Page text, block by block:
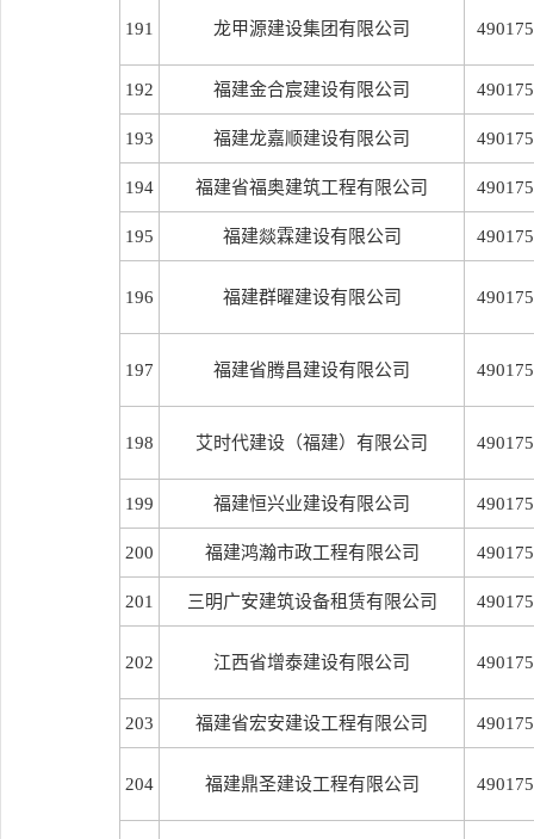
191 龙甲源建设集团有限公司
192 福建金合宸建设有限公司
193 福建龙嘉顺建设有限公司
194 福建省福奥建筑工程有限公司
195 福建燚霖建设有限公司
196 福建群曜建设有限公司
197 福建省腾昌建设有限公司
198 艾时代建设（福建）有限公司
199 福建恒兴业建设有限公司
200 福建鸿瀚市政工程有限公司
201 三明广安建筑设备租赁有限公司
202 江西省增泰建设有限公司
203 福建省宏安建设工程有限公司
204 福建鼎圣建设工程有限公司